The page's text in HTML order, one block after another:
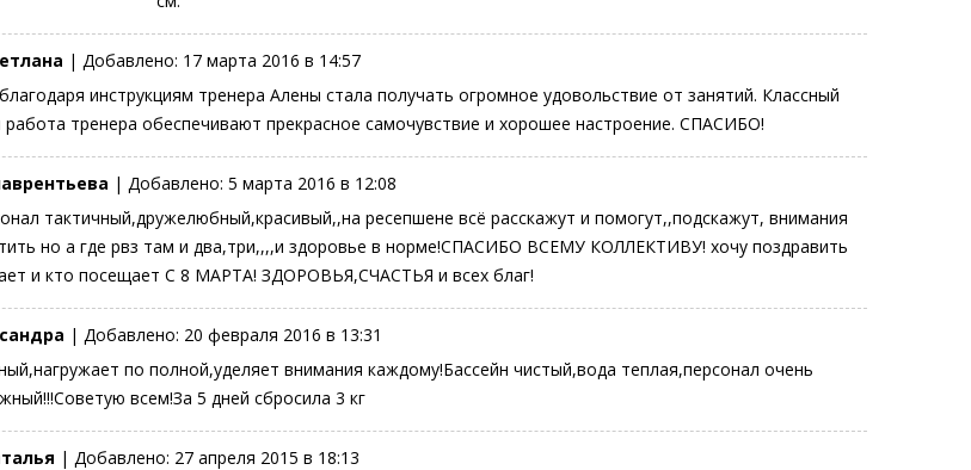
| Добавлено: 17 марта 2016 в 14:57
инструкциям тренера Алены стала получать огромное удовольствие от занятий. Классный
тренера обеспечивают прекрасное самочувствие и хорошее настроение. СПАСИБО!
| Добавлено: 5 марта 2016 в 12:08
тактичный,дружелюбный,красивый,,на ресепшене всё расскажут и помогут,,подскажут, внимания
но а где рвз там и два,три,,,,и здоровье в норме!СПАСИБО ВСЕМУ КОЛЛЕКТИВУ! хочу поздравить
и кто посещает С 8 МАРТА! ЗДОРОВЬЯ,СЧАСТЬЯ и всех благ!
| Добавлено: 20 февраля 2016 в 13:31
по полной,уделяет внимания каждому!Бассейн чистый,вода теплая,персонал очень
всем!За 5 дней сбросила 3 кг
| Добавлено: 27 апреля 2015 в 18:13